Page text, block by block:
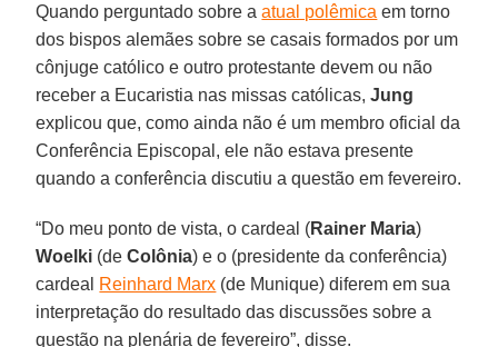
Quando perguntado sobre aatual polêmica em torno
dos bispos alemães sobre se casais formados por um
cônjuge católico e outro protestante devem ou não
receber a Eucaristia nas missas católicas,Jung
explicou que, como ainda não é um membro oficial da
Conferência Episcopal, ele não estava presente
quando a conferência discutiu a questão em fevereiro.
“Do meu ponto de vista, o cardeal (Rainer Maria)
Woelki (deColônia) e o (presidente da conferência)
cardeal Reinhard Marx (de Munique) diferem em sua
interpretação do resultado das discussões sobre a
questão na plenária de fevereiro”, disse.